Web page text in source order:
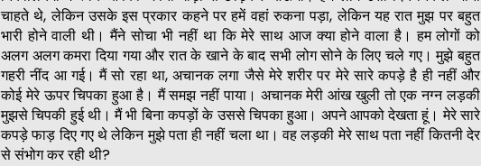
चाहते थे, लेकिन उसके इस प्रकार कहने पर हमें वहां रुकना पड़ा, लेकिन यह रात मुझ पर बहुत
भारी होने वाली थी। मैंने सोचा भी नहीं था कि मेरे साथ आज क्या होने वाला है। हम लोगों को
अलग अलग कमरा दिया गया और रात के खाने के बाद सभी लोग सोने के लिए चले गए। मुझे बहुत
गहरी नींद आ गई। मैं सो रहा था, अचानक लगा जैसे मेरे शरीर पर मेरे सारे कपड़े है ही नहीं और
कोई मेरे ऊपर चिपका हुआ है। मैं समझ नहीं पाया। अचानक मेरी आंख खुली तो एक नग्न लड़की
मुझसे चिपकी हुई थी। मैं भी बिना कपड़ों के उससे चिपका हुआ। अपने आपको देखता हूं। मेरे सारे
कपड़े फाड़ दिए गए थे लेकिन मुझे पता ही नहीं चला था। वह लड़की मेरे साथ पता नहीं कितनी देर
से संभोग कर रही थी?